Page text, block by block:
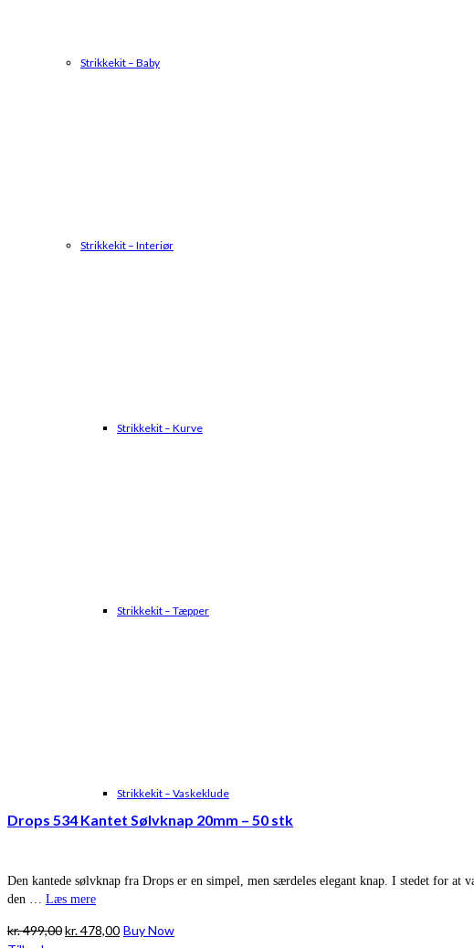
Strikkekit – Baby
Strikkekit – Interiør
Strikkekit – Kurve
Strikkekit – Tæpper
Strikkekit – Vaskeklude
Drops 534 Kantet Sølvknap 20mm – 50 stk
Den kantede sølvknap fra Drops er en simpel, men særdeles elegant knap. I stedet for
den … Læs mere
kr.499,00Den
kr.478,00Den
Buy Now